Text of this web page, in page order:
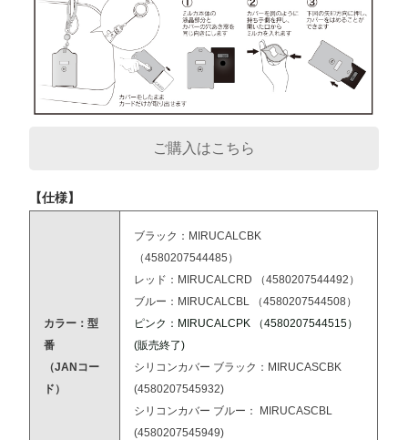
ご購入はこちら
【仕様】
カラー：型
番
（JANコー
ド）
ブラック：MIRUCALCBK
（4580207544485）
レッド：MIRUCALCRD （4580207544492）
ブルー：MIRUCALCBL （4580207544508）
ピンク：MIRUCALCPK （4580207544515）
(販売終了)
シリコンカバー ブラック：MIRUCASCBK
(4580207545932)
シリコンカバー ブルー： MIRUCASCBL
(4580207545949)